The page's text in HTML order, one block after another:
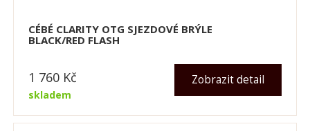
CÉBÉ CLARITY OTG SJEZDOVÉ BRÝLE
BLACK/RED FLASH
skladem
Zobrazit detail
1 760 Kč